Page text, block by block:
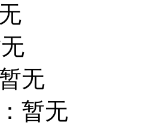
无
暂无